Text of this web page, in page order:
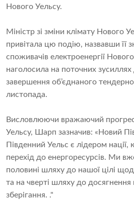
Нового Уельсу.
Міністр зі зміни клімату Нового
привітала цю подію, назвавши її
споживачів електроенергії
наголосила на поточних
завершення об’єднаного
листопада.
Висловлюючи вражаючий
Уельсу, Шарп зазначив: «Новий
Південний Уельс є лідером нації,
перехід до енергоресурсів. Ми
половині шляху до нашої цілі
та на чверті шляху до
зберігання. ."